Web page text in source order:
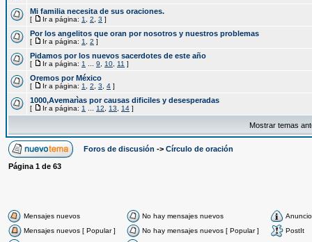
Mi familia necesita de sus oraciones.
[ Ir a página: 1 2 3 ]
Por los angelitos que oran por nosotros y nuestros problemas
[ Ir a página: 1 2 ]
Pidamos por los nuevos sacerdotes de este año
[ Ir a página: 1 9 10 11 ]
Oremos por México
[ Ir a página: 1 2 3 4 ]
1000,Avemarìas por causas dificiles y desesperadas
[ Ir a página: 1 12 13 14 ]
Mostrar temas
Foros de discusión -> Círculo de oración
Página 1 de 63
Mensajes nuevos No hay mensajes nuevos
Anuncio
Mensajes nuevos [ Popular ]
No hay mensajes nuevos [ Popular ]
PostIt